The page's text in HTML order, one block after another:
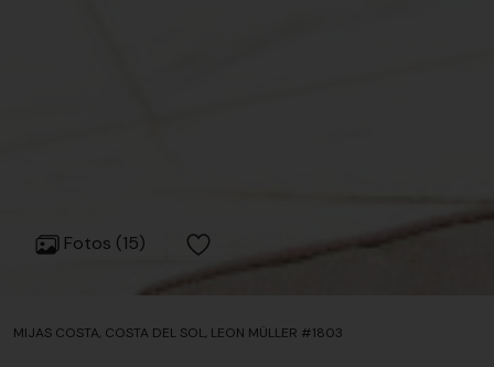
Fotos (15)
MIJAS COSTA, COSTA DEL SOL, LEON MÜLLER #1803